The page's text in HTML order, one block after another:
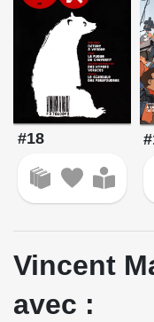
#18
Vincent
avec :